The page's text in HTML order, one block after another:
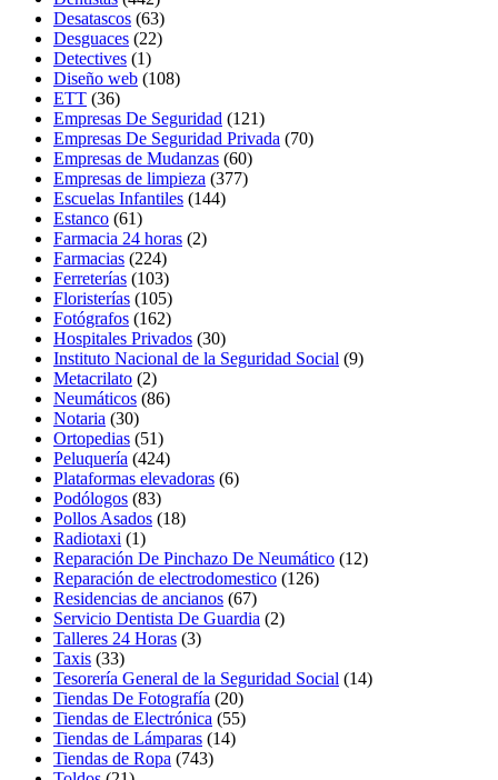
Desatascos (63)
Desguaces (22)
Detectives (1)
Diseño web (108)
ETT (36)
Empresas De Seguridad (121)
Empresas De Seguridad Privada (70)
Empresas de Mudanzas (60)
Empresas de limpieza (377)
Escuelas Infantiles (144)
Estanco (61)
Farmacia 24 horas (2)
Farmacias (224)
Ferreterías (103)
Floristerías (105)
Fotógrafos (162)
Hospitales Privados (30)
Instituto Nacional de la Seguridad Social (9)
Metacrilato (2)
Neumáticos (86)
Notaria (30)
Ortopedias (51)
Peluquería (424)
Plataformas elevadoras (6)
Podólogos (83)
Pollos Asados (18)
Radiotaxi (1)
Reparación De Pinchazo De Neumático (12)
Reparación de electrodomestico (126)
Residencias de ancianos (67)
Servicio Dentista De Guardia (2)
Talleres 24 Horas (3)
Taxis (33)
Tesorería General de la Seguridad Social (14)
Tiendas De Fotografía (20)
Tiendas de Electrónica (55)
Tiendas de Lámparas (14)
Tiendas de Ropa (743)